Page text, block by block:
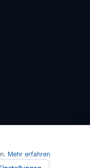
Mehr erfahren